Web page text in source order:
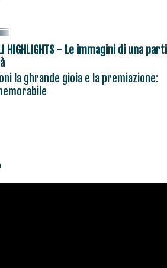
HIGHLIGHTS - Le immagini di una
la ghrande gioia e la premiazione: